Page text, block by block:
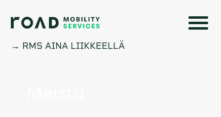
→ RMS AINA LIIKKEELLÄ